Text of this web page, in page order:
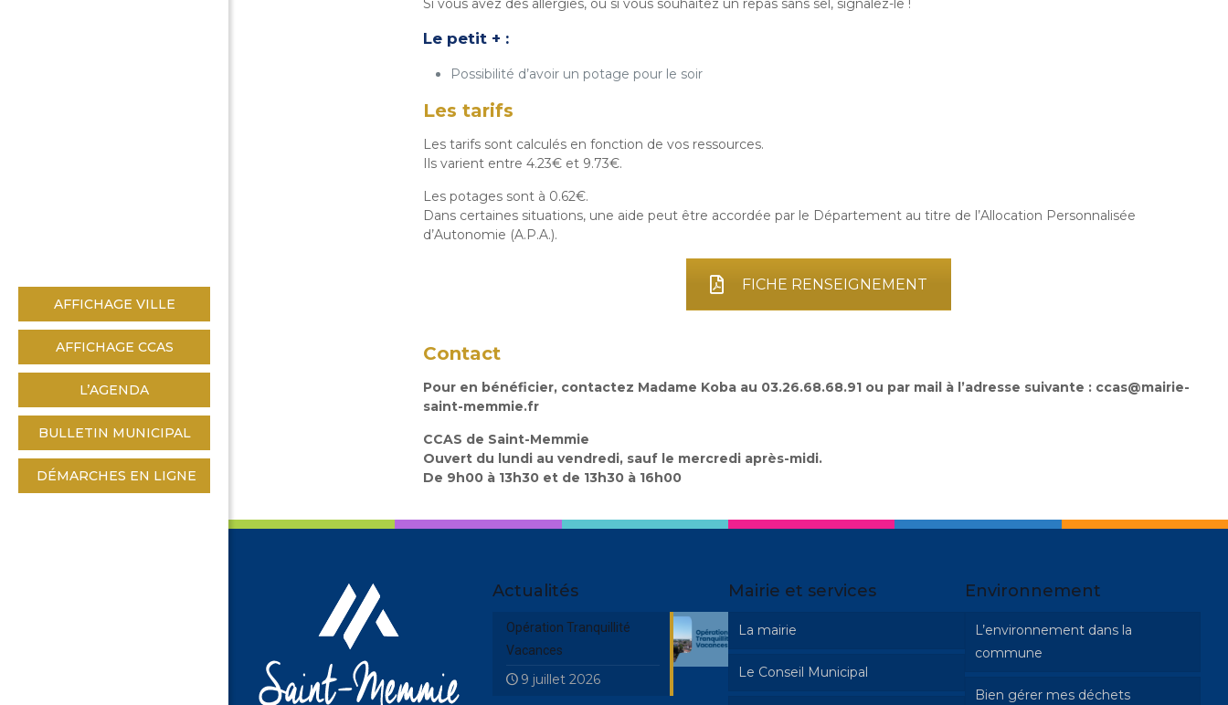
AFFICHAGE VILLE
AFFICHAGE CCAS
L’AGENDA
BULLETIN MUNICIPAL
DÉMARCHES EN LIGNE
Si vous avez des allergies, ou si vous souhaitez un repas sans sel, signalez-le !
Le petit + :
Possibilité d’avoir un potage pour le soir
Les tarifs
Les tarifs sont calculés en fonction de vos ressources.
Ils varient entre 4.23€ et 9.73€.
Les potages sont à 0.62€.
Dans certaines situations, une aide peut être accordée par le Département au titre de l’Allocation Personnalisée
d’Autonomie (A.P.A.).
FICHE RENSEIGNEMENT
Contact
Pour en bénéficier, contactez Madame Koba au 03.26.68.68.91 ou par mail à l’adresse suivante : ccas@mairie-
saint-memmie.fr
CCAS de Saint-Memmie
Ouvert du lundi au vendredi, sauf le mercredi après-midi.
De 9h00 à 13h30 et de 13h30 à 16h00
Actualités
Opération Tranquillité
Vacances
9 juillet 2026
Mairie et services
La mairie
Le Conseil Municipal
Environnement
L’environnement dans la
commune
Bien gérer mes déchets